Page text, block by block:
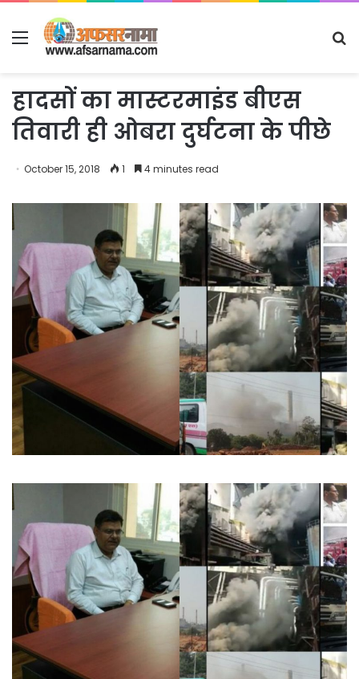
Menu
हादसों का मास्टरमाइंड बीएस
तिवारी ही ओबरा दुर्घटना के पीछे
October 15, 2018 1 4 minutes read